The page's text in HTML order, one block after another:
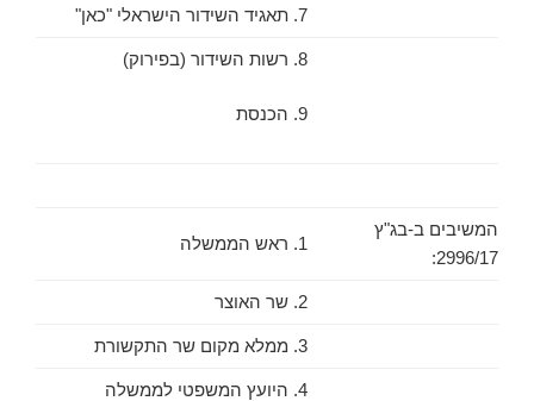
7. תאגיד השידור הישראלי "כאן"
8. רשות השידור (בפירוק)
9. הכנסת
המשיבים ב-בג"ץ
2996/17:
1. ראש הממשלה
2. שר האוצר
3. ממלא מקום שר התקשורת
4. היועץ המשפטי לממשלה